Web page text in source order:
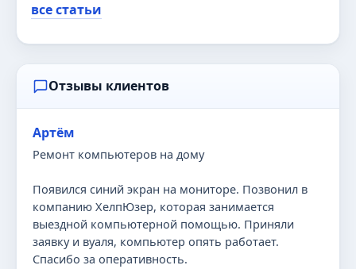
все статьи
Отзывы клиентов
Артём
Ремонт компьютеров на дому
Появился синий экран на мониторе. Позвонил в
компанию ХелпЮзер, которая занимается
выездной компьютерной помощью. Приняли
заявку и вуаля, компьютер опять работает.
Спасибо за оперативность.